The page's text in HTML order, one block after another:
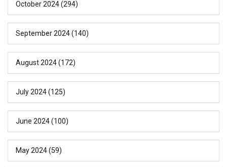
October 2024(294)
September 2024(140)
August 2024(172)
July 2024(125)
June 2024(100)
May 2024(59)